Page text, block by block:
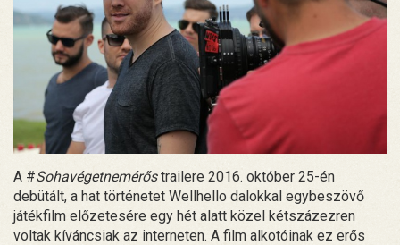
A #Sohavégetnemérőstrailere 2016. október 25-én
debütált, a hat történetet Wellhello dalokkal egybeszövő
játékfilm előzetesére egy hét alatt közel kétszázezren
voltak kíváncsiak az interneten. A film alkotóinak ez erős